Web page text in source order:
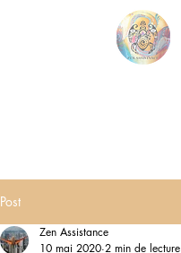
Post
Zen Assistance
10 mai 2020 2 min de lecture